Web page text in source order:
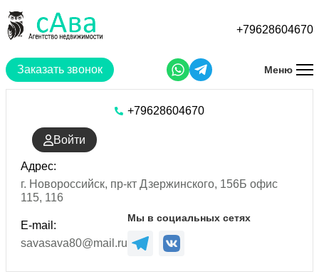
основному
Заказать звонок
+79628604670
Меню
+79628604670
Войти
Адрес:
г. Новороссийск, пр-кт Дзержинского, 156Б офис
115, 116
E-mail:
savasava80@mail.ru
Мы в социальных сетях